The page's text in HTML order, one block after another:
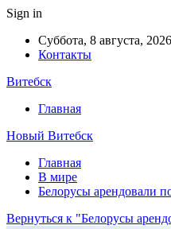
Sign in
Суббота, 8 августа, 2026
Контакты
Витебск
Главная
Новый Витебск
Главная
В мире
Белорусы арендовали
Вернуться к "Белорусы